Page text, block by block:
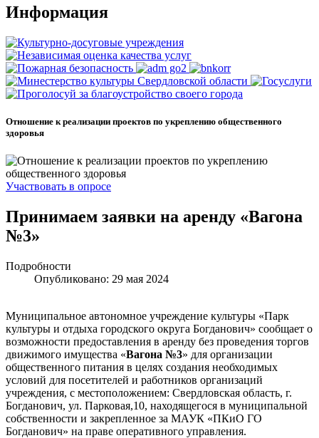
Информация
Отношение к реализации проектов по укреплению общественного
здоровья
Участвовать в опросе
Принимаем заявки на аренду «Вагона
№3»
Подробности
Опубликовано: 29 мая 2024
Муниципальное автономное учреждение культуры «Парк
культуры и отдыха городского округа Богданович» сообщает о
возможности предоставления в аренду без проведения торгов
движимого имущества «Вагона №3» для организации
общественного питания в целях создания необходимых
условий для посетителей и работников организаций
учреждения, с местоположением: Свердловская область, г.
Богданович, ул. Парковая,10, находящегося в муниципальной
собственности и закрепленное за МАУК «ПКиО ГО
Богданович» на праве оперативного управления.